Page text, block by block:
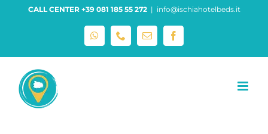
CALL CENTER +39 081 185 55 272 | info@ischiahotelbeds.it
WhatsAppPhone Email Facebook